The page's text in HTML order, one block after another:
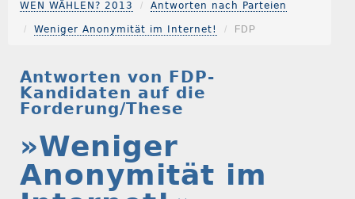
WEN WÄHLEN? 2013 Antworten nach Parteien
Weniger Anonymität im Internet! FDP
Antworten von FDP-
Kandidaten auf die
Forderung/These
»Weniger
Anonymität im